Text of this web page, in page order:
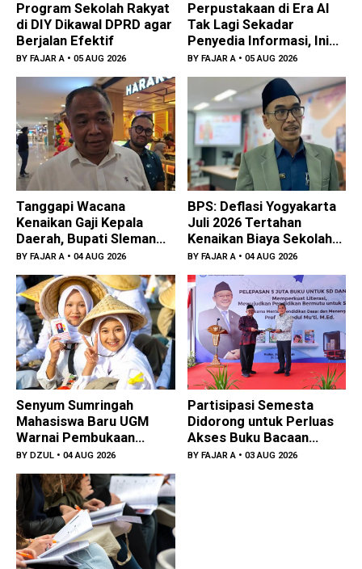
Program Sekolah Rakyat
di DIY Dikawal DPRD agar
Berjalan Efektif
BY FAJAR A • 05 AUG 2026
Perpustakaan di Era AI
Tak Lagi Sekadar
Penyedia Informasi, Ini
Fokus KPDI ke-17
BY FAJAR A• 05 AUG 2026
Tanggapi Wacana
Kenaikan Gaji Kepala
Daerah, Bupati Sleman
Utamakan Pengabdian
BY FAJAR A • 04 AUG 2026
BPS: Deflasi Yogyakarta
Juli 2026 Tertahan
Kenaikan Biaya Sekolah
dan BBM
BY FAJAR A• 04 AUG 2026
Senyum Sumringah
Mahasiswa Baru UGM
Warnai Pembukaan
PIONIR GAMADA 2026
BY DZUL • 04 AUG 2026
Partisipasi Semesta
Didorong untuk Perluas
Akses Buku Bacaan
Bermutu
BY FAJAR A• 03 AUG 2026